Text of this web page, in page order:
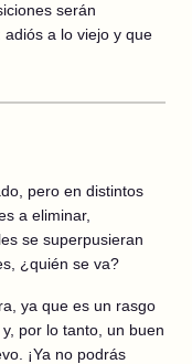
serán
a lo viejo y que
pero en distintos
a eliminar,
se superpusieran
¿quién se va?
ya que es un rasgo
por lo tanto, un buen
¡Ya no podrás